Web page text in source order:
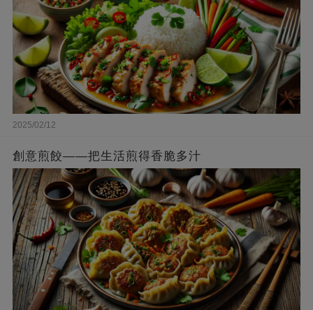
2025/02/12
創意煎餃——把生活煎得香脆多汁